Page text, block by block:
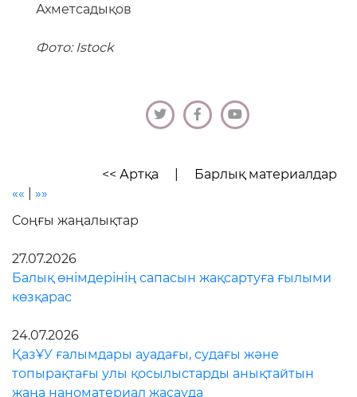
Ахметсадықов
Фото: Istock
<< Артқа
Барлық материалдар
««
»»
Соңғы жаңалықтар
27.07.2026
Балық өнімдерінің сапасын жақсартуға ғылыми
көзқарас
24.07.2026
ҚазҰУ ғалымдары ауадағы, судағы және
топырақтағы улы қосылыстарды анықтайтын
жаңа наноматериал жасауда